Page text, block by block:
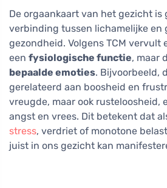
De orgaankaart van het gezicht is
verbinding tussen lichamelijke en
gezondheid. Volgens TCM vervult
een fysiologische functie, maar
bepaalde emoties. Bijvoorbeeld,
gerelateerd aan boosheid en
vreugde, maar ook rusteloosheid,
angst en vrees. Dit betekent dat
stress, verdriet of monotone
juist in ons gezicht kan